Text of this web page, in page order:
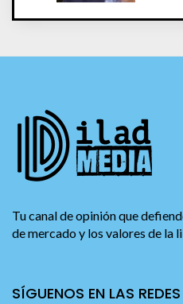
Tu canal de opinión que
de mercado y los valores de la
SÍGUENOS EN LAS